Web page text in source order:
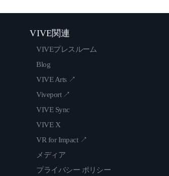
VIVE関連
VIVEプレスルーム
Blog
VIVE Arts ↗
Viveport ↗
VIVE Sync
VIVE X
VR for Impact ↗
メディア
プライバシー ポリシー